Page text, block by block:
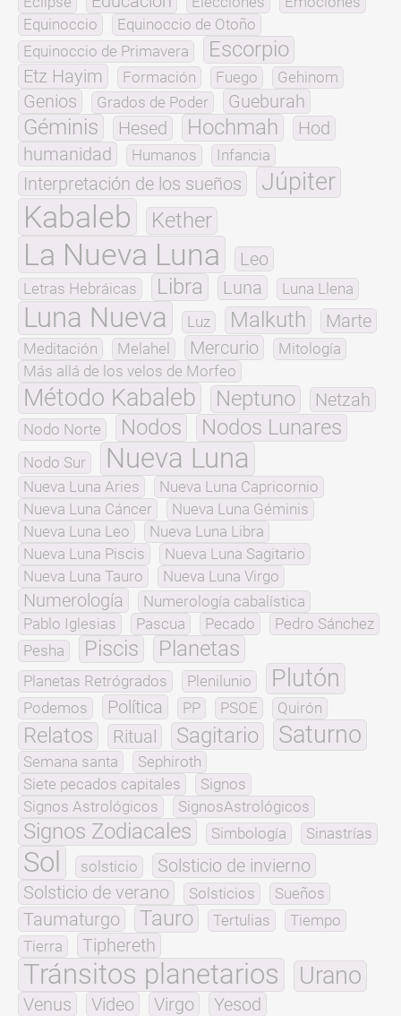
Equinoccio
Equinoccio de Otoño
Equinoccio de Primavera
Escorpio
Etz Hayim Formación Fuego Gehinom
Genios Grados de Poder Gueburah
Géminis Hesed Hochmah
Hod
humanidad
Humanos Infancia
Interpretación de los sueños Júpiter
Kabaleb Kether
La Nueva Luna Leo
Letras Hebráicas Libra Luna Luna Llena
Luna Nueva Luz Malkuth Marte
Meditación Melahel Mercurio
Mitología
Más allá de los velos de Morfeo
Método Kabaleb Neptuno Netzah
Nodo Norte Nodos Nodos Lunares
Nodo Sur Nueva Luna
Nueva Luna Aries
Nueva Luna Capricornio
Nueva Luna Cáncer
Nueva Luna Géminis
Nueva Luna Leo
Nueva Luna Libra
Nueva Luna Piscis
Nueva Luna Sagitario
Nueva Luna Tauro
Nueva Luna Virgo
Numerología
Numerología cabalística
Pablo Iglesias
Pascua Pecado
Pedro Sánchez
Pesha
Piscis Planetas
Planetas Retrógrados Plenilunio Plutón
Podemos Política PP PSOE Quirón
Relatos Ritual Sagitario Saturno
Semana santa
Sephiroth
Siete pecados capitales
Signos
Signos Astrológicos
SignosAstrológicos
Signos Zodiacales Simbología Sinastrías
Sol solsticio
Solsticio de invierno
Solsticio de verano
Solsticios Sueños
Taumaturgo Tauro Tertulias
Tiempo
Tierra
Tiphereth
Tránsitos planetarios Urano
Venus Video Virgo Yesod